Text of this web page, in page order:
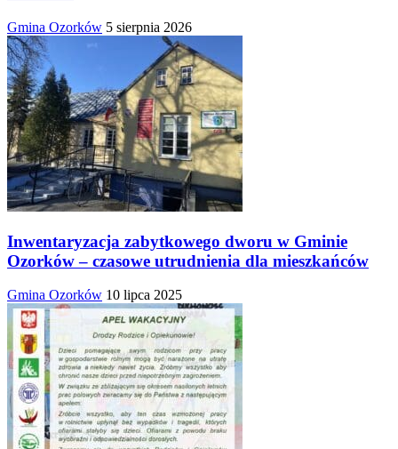
Gmina Ozorków 5 sierpnia 2026
Inwentaryzacja zabytkowego dworu w Gminie
Ozorków – czasowe utrudnienia dla mieszkańców
Gmina Ozorków 10 lipca 2025